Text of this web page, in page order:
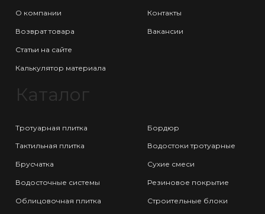
О компании
Возврат товара
Статьи на сайте
Калькулятор материала
Контакты
Вакансии
Каталог
Тротуарная плитка
Тактильная плитка
Брусчатка
Водосточные системы
Облицовочная плитка
Бордюр
Водостоки тротуарные
Сухие смеси
Резиновое покрытие
Строительные блоки